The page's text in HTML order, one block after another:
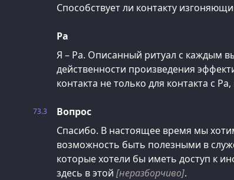
Способствует ли контакту
Ра
Я – Ра. Описанный ритуал с каждым
действенности произведения
контакта не только для контакта с
73.3
Вопрос
Спасибо. В настоящее время мы
возможность быть полезными в
которые хотели бы иметь доступ к
здесь в этой [неразборчиво].